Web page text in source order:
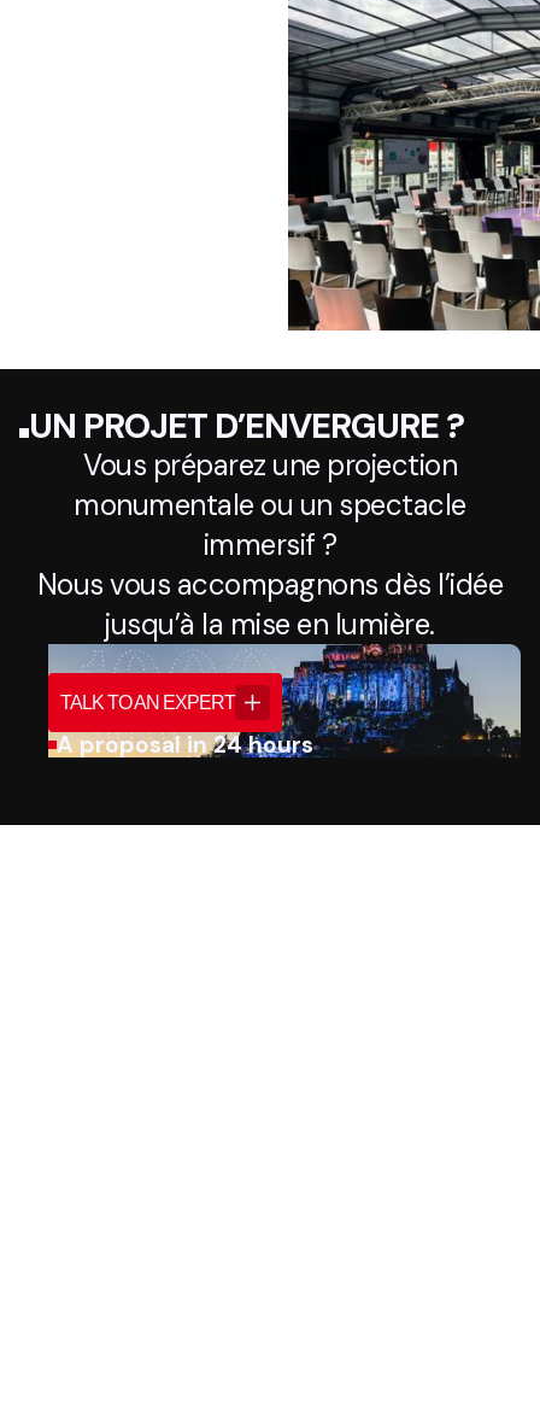
UN PROJET D’ENVERGURE ?
Vous préparez une projection
monumentale ou un spectacle
immersif ?
Nous vous accompagnons dès l’idée
jusqu’à la mise en lumière.
TALK TO AN EXPERT
A proposal in 24 hours